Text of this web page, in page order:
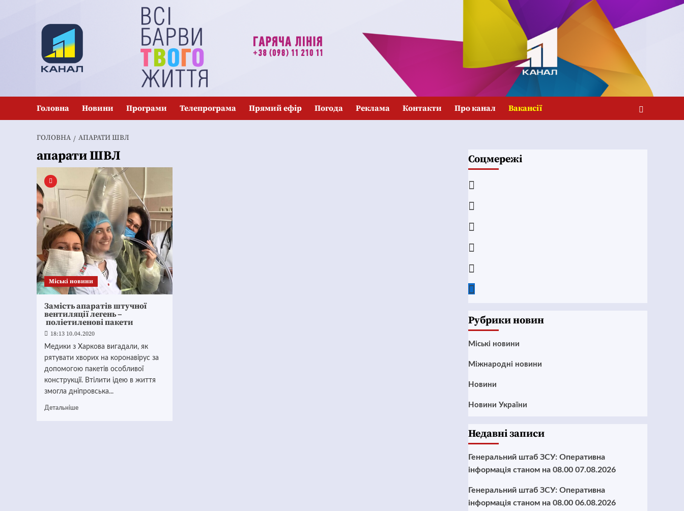
Головна Новини Програми Телепрограма Прямий ефір Погода Реклама Контакти Про канал Вакансії
ГОЛОВНА АПАРАТИ ШВЛ
апарати ШВЛ
Mіські новини
Замість апаратів штучної
вентиляції легень –
поліетиленові пакети
18:13 10.04.2020
Медики з Харкова вигадали, як
рятувати хворих на коронавірус за
допомогою пакетів особливої
конструкції. Втілити ідею в життя
змогла дніпровська...
Детальніше
Соцмережі
Рубрики новин
Mіські новини
Міжнародні новини
Новини
Новини України
Недавні записи
Генеральний штаб ЗСУ: Оперативна
інформація станом на 08.00 07.08.2026
Генеральний штаб ЗСУ: Оперативна
інформація станом на 08.00 06.08.2026